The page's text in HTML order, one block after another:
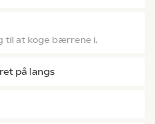
til at koge bærrene i.
på langs